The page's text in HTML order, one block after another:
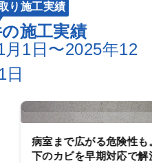
り施工実績
施工実績
1日〜2025年12
日
病室まで広がる危険性も。病
下のカビを早期対応で解決